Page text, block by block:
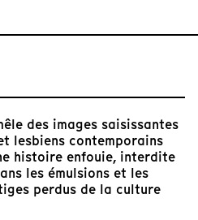
des images saisissantes
lesbiens contemporains
histoire enfouie, interdite
les émulsions et les
perdus de la culture